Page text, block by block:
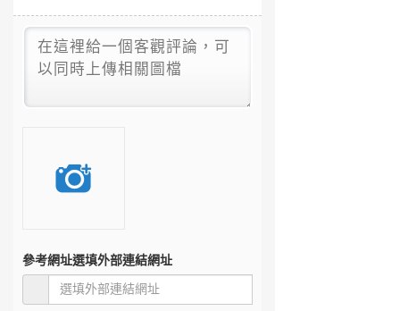
參考網址選填外部連結網址